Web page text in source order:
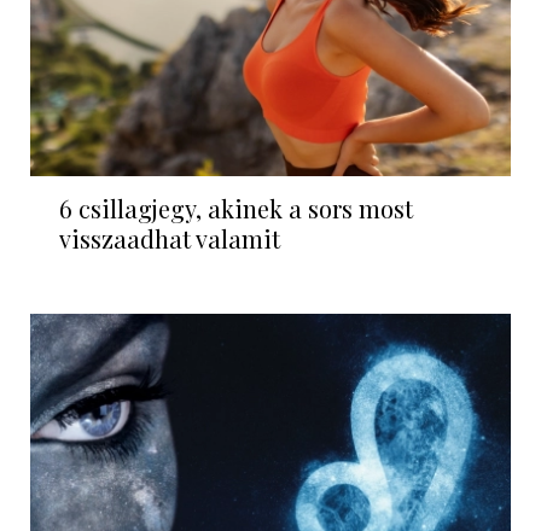
6 csillagjegy, akinek a sors most
visszaadhat valamit